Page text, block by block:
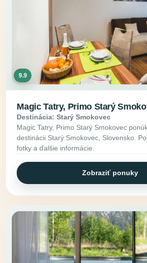
9.9
Magic Tatry, Primo Starý
Destinácia: Starý Smokovec
Magic Tatry, Primo Starý Smokovec
destinácii Starý Smokovec, Slovensko.
fotky a ďalšie informácie.
Zobraziť ponuky